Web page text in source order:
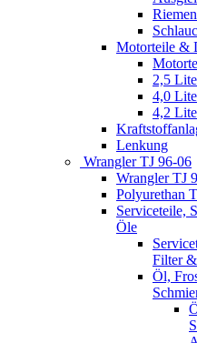
Riemen
Motorteile &
2,5
4,0
4,2
Lenkung
Wrangler TJ 96-06
Wrangler TJ
Polyurethan
Serviceteile,
Öle
Filter
Öl,